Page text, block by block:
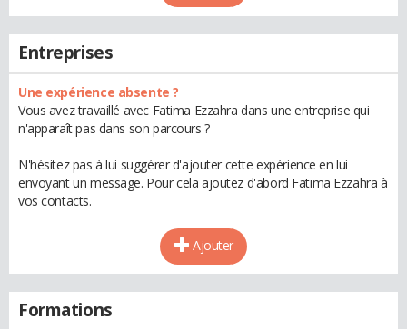
Entreprises
Une expérience absente ?
Vous avez travaillé avec Fatima Ezzahra dans une entreprise qui
n'apparaît pas dans son parcours ?
N'hésitez pas à lui suggérer d'ajouter cette expérience en lui
envoyant un message. Pour cela ajoutez d'abord Fatima Ezzahra à
vos contacts.
Ajouter
Formations